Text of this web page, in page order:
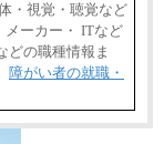
・視覚・聴覚など
メーカー・ ITなど
どの職種情報ま
障がい者の就職・